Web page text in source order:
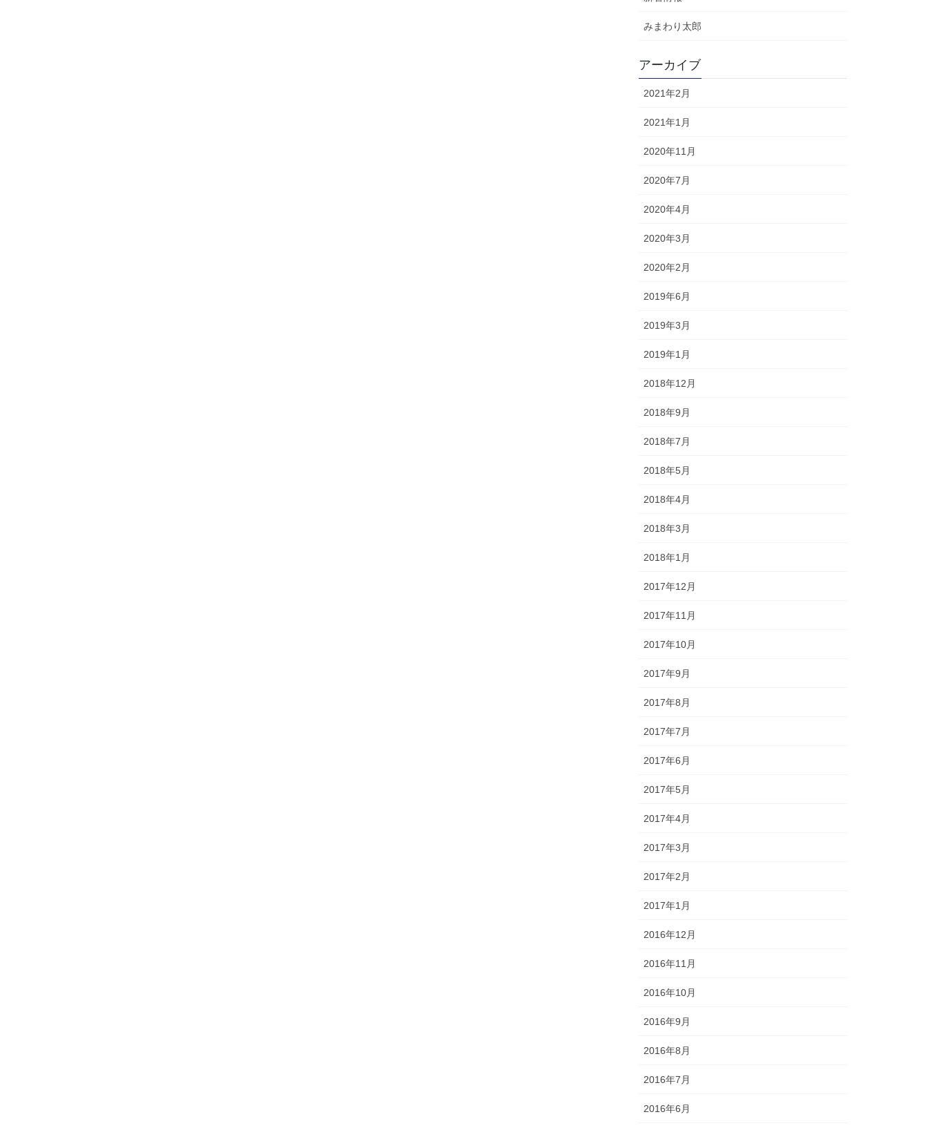
みまわり太郎
アーカイブ
2021年2月
2021年1月
2020年11月
2020年7月
2020年4月
2020年3月
2020年2月
2019年6月
2019年3月
2019年1月
2018年12月
2018年9月
2018年7月
2018年5月
2018年4月
2018年3月
2018年1月
2017年12月
2017年11月
2017年10月
2017年9月
2017年8月
2017年7月
2017年6月
2017年5月
2017年4月
2017年3月
2017年2月
2017年1月
2016年12月
2016年11月
2016年10月
2016年9月
2016年8月
2016年7月
2016年6月